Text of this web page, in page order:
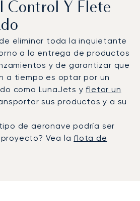
Control Y Flete
eliminar toda la inquietante
a la entrega de productos
y de garantizar que
a tiempo es optar por un
como LunaJets y fletar un
sus productos y a su
de aeronave podría ser
Vea la flota de